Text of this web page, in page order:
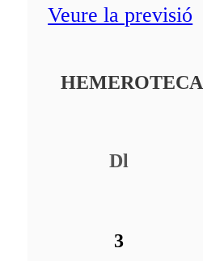
Veure la previsió
HEMEROTECA
Dl
3